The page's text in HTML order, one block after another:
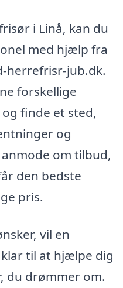
i Linå, kan du
med hjælp fra
herrefrisr-jub.dk.
forskellige
finde et sted,
og
om tilbud,
den bedste
pris.
vil en
til at hjælpe dig
du drømmer om.